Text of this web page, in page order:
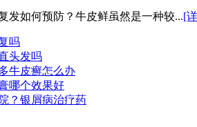
发如何预防？牛皮鲜虽然是一种较...[
吗
头发吗
牛皮癣怎么办
哪个效果好
？银屑病治疗药